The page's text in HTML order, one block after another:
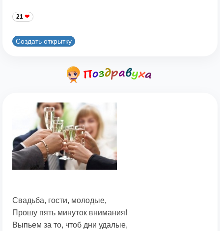
21
Создать открытку
Свадьба, гости, молодые,
Прошу пять минуток внимания!
Выпьем за то, чтоб дни удалые,